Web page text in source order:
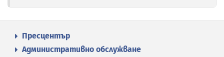
Пресцентър
Административно обслужване